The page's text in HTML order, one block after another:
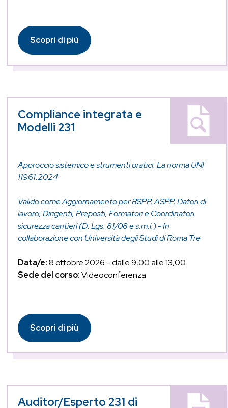
Scopri di più
Compliance integrata e
Modelli 231
Approccio sistemico e strumenti pratici. La norma UNI
11961:2024
Valido come Aggiornamento per RSPP, ASPP, Datori di
lavoro, Dirigenti, Preposti, Formatori e Coordinatori
sicurezza cantieri (D. Lgs. 81/08 e s.m.i.) - In
collaborazione con Università degli Studi di Roma Tre
Data/e:8 ottobre 2026 - dalle 9,00 alle 13,00
Sede del corso:Videoconferenza
Scopri di più
Auditor/Esperto 231 di